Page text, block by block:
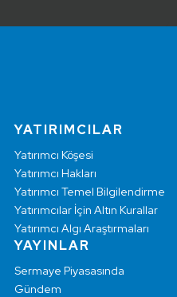
YATIRIMCILAR
Yatırımcı Köşesi
Yatırımcı Hakları
Yatırımcı Temel Bilgilendirme
Yatırımcılar İçin Altın Kurallar
Yatırımcı Algı Araştırmaları
YAYINLAR
Sermaye Piyasasında
Gündem